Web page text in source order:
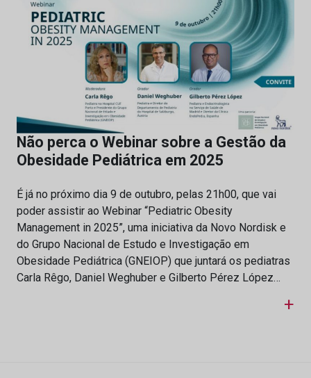
Não perca o Webinar sobre a Gestão da
Obesidade Pediátrica em 2025
É já no próximo dia 9 de outubro, pelas 21h00, que vai
poder assistir ao Webinar “Pediatric Obesity
Management in 2025”, uma iniciativa da Novo Nordisk e
do Grupo Nacional de Estudo e Investigação em
Obesidade Pediátrica (GNEIOP) que juntará os pediatras
Carla Rêgo, Daniel Weghuber e Gilberto Pérez López…
+